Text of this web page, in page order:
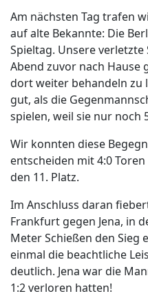
Am nächsten Tag trafen
auf alte Bekannte: Die
Spieltag. Unsere
Abend zuvor nach Hause
dort weiter behandeln zu
gut, als die
spielen, weil sie nur noch
Wir konnten diese
entscheiden mit 4:0
den 11. Platz.
Im Anschluss daran
Frankfurt gegen Jena, in
Meter Schießen den Sieg
einmal die beachtliche
deutlich. Jena war die
1:2 verloren hatten!